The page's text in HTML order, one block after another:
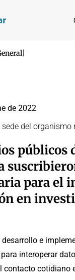
de 2022
sede del organismo
públicos
para el
en
e
interoperar
contacto cotidiano